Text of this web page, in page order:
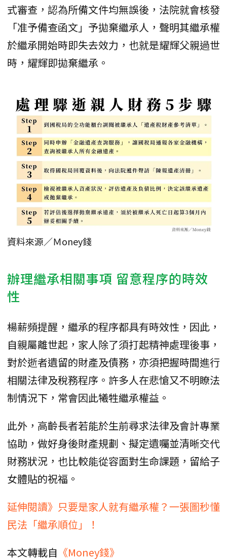
式審查，認為所備文件均無誤後，法院就會核發
「准予備查函文」予拋棄繼承人，聲明其繼承權
於繼承開始時即失去效力，也就是耀輝父親過世
時，耀輝即拋棄繼承。
資料來源／Ｍoney錢
辦理繼承相關事項 留意程序的時效
性
楊薪頻提醒，繼承的程序都具有時效性，因此，
自親屬離世起，家人除了須打起精神處理後事，
對於逝者遺留的財產及債務，亦須把握時間進行
相關法律及稅務程序。許多人在悲愴又不明瞭法
制情況下，常會因此犧牲繼承權益。
此外，高齡長者若能於生前尋求法律及會計專業
協助，做好身後財產規劃、擬定遺囑並清晰交代
財務狀況，也比較能從容面對生命課題，留給子
女體貼的祝福。
延伸閱讀》只要是家人就有繼承權？一張圖秒懂
民法「繼承順位」！
本文轉載自 《Money錢》